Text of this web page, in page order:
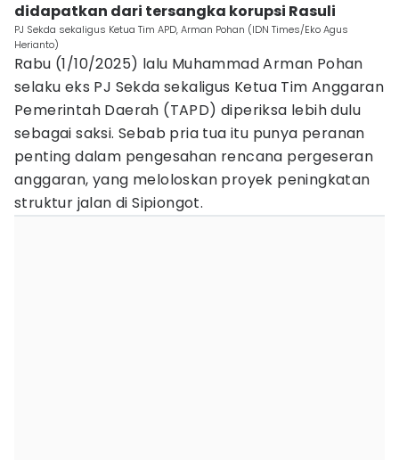
didapatkan dari tersangka korupsi Rasuli
PJ Sekda sekaligus Ketua Tim APD, Arman Pohan (IDN Times/Eko Agus
Herianto)
Rabu (1/10/2025) lalu Muhammad Arman Pohan
selaku eks PJ Sekda sekaligus Ketua Tim Anggaran
Pemerintah Daerah (TAPD) diperiksa lebih dulu
sebagai saksi. Sebab pria tua itu punya peranan
penting dalam pengesahan rencana pergeseran
anggaran, yang meloloskan proyek peningkatan
struktur jalan di Sipiongot.